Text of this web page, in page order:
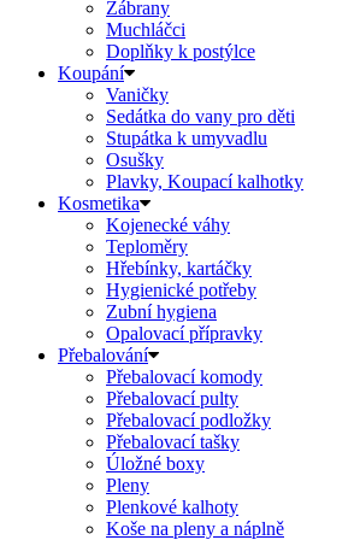
Zábrany
Muchláčci
Doplňky k postýlce
Koupání
Vaničky
Sedátka do vany pro děti
Stupátka k umyvadlu
Osušky
Plavky, Koupací kalhotky
Kosmetika
Kojenecké váhy
Teploměry
Hřebínky, kartáčky
Hygienické potřeby
Zubní hygiena
Opalovací přípravky
Přebalování
Přebalovací komody
Přebalovací pulty
Přebalovací podložky
Přebalovací tašky
Úložné boxy
Pleny
Plenkové kalhoty
Koše na pleny a náplně